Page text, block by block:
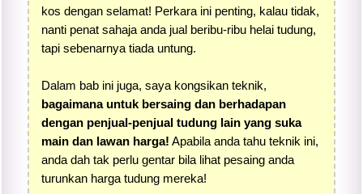
kos dengan selamat! Perkara ini penting, kalau tidak,
nanti penat sahaja anda jual beribu-ribu helai tudung,
tapi sebenarnya tiada untung.
Dalam bab ini juga, saya kongsikan teknik,
bagaimana untuk bersaing dan berhadapan
dengan penjual-penjual tudung lain yang suka
main dan lawan harga! Apabila anda tahu teknik ini,
anda dah tak perlu gentar bila lihat pesaing anda
turunkan harga tudung mereka!